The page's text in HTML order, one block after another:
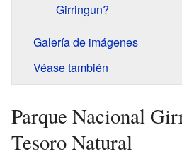
Girringun?
Galería de imágenes
Véase también
Parque Nacional
Tesoro Natural